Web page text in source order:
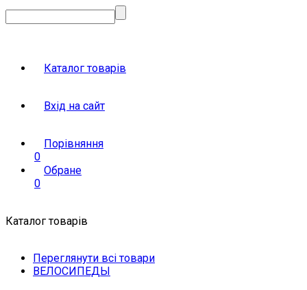
Каталог товарів
Вхід на сайт
Порівняння
0
Обране
0
Каталог товарів
Переглянути всі товари
ВЕЛОСИПЕДЫ